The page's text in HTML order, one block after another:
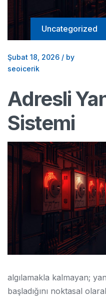
Uncategorized
Şubat 18, 2026 / by
seoicerik
Adresli
Sistemi
algılamakla kalmayan;
başladığını noktasal